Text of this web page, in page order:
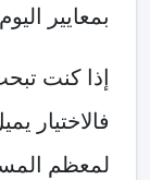
بمعايير
إذا كنت